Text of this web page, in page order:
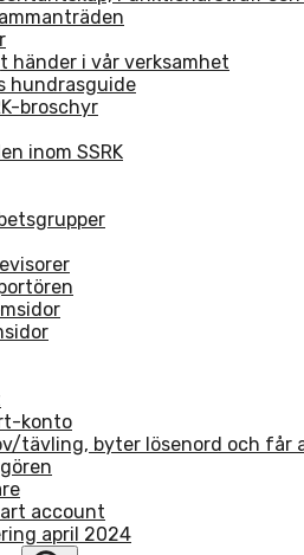
händer i vår verksamhet
hundrasguide
broschyr
inom SSRK
konto
tävling, byter lösenord och får
account
april 2024